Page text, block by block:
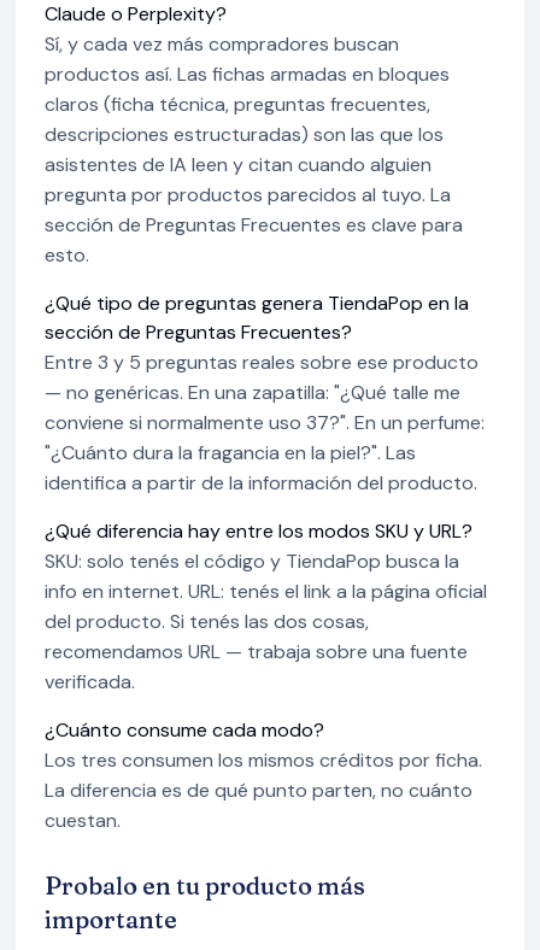
Claude o Perplexity?
Sí, y cada vez más compradores buscan
productos así. Las fichas armadas en bloques
claros (ficha técnica, preguntas frecuentes,
descripciones estructuradas) son las que los
asistentes de IA leen y citan cuando alguien
pregunta por productos parecidos al tuyo. La
sección de Preguntas Frecuentes es clave para
esto.
¿Qué tipo de preguntas genera TiendaPop en la
sección de Preguntas Frecuentes?
Entre 3 y 5 preguntas reales sobre ese producto
— no genéricas. En una zapatilla: "¿Qué talle me
conviene si normalmente uso 37?". En un perfume:
"¿Cuánto dura la fragancia en la piel?". Las
identifica a partir de la información del producto.
¿Qué diferencia hay entre los modos SKU y URL?
SKU: solo tenés el código y TiendaPop busca la
info en internet. URL: tenés el link a la página oficial
del producto. Si tenés las dos cosas,
recomendamos URL — trabaja sobre una fuente
verificada.
¿Cuánto consume cada modo?
Los tres consumen los mismos créditos por ficha.
La diferencia es de qué punto parten, no cuánto
cuestan.
Probalo en tu producto más
importante